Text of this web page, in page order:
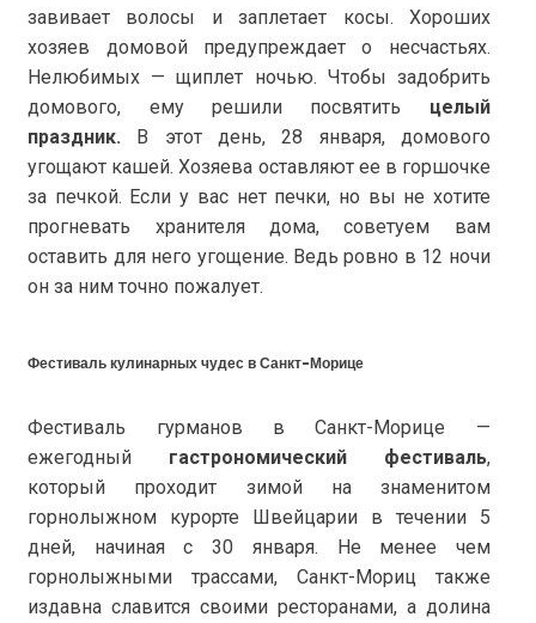
завивает волосы и заплетает косы. Хороших
хозяев домовой предупреждает о несчастьях.
Нелюбимых — щиплет ночью. Чтобы задобрить
домового, ему решили посвятить целый
праздник. В этот день, 28 января, домового
угощают кашей. Хозяева оставляют ее в горшочке
за печкой. Если у вас нет печки, но вы не хотите
прогневать хранителя дома, советуем вам
оставить для него угощение. Ведь ровно в 12 ночи
он за ним точно пожалует.
Фестиваль кулинарных чудес в Санкт-Морице
Фестиваль гурманов в Санкт-Морице —
ежегодный гастрономический фестиваль,
который проходит зимой на знаменитом
горнолыжном курорте Швейцарии в течении 5
дней, начиная с 30 января. Не менее чем
горнолыжными трассами, Санкт-Мориц также
издавна славится своими ресторанами, а долина